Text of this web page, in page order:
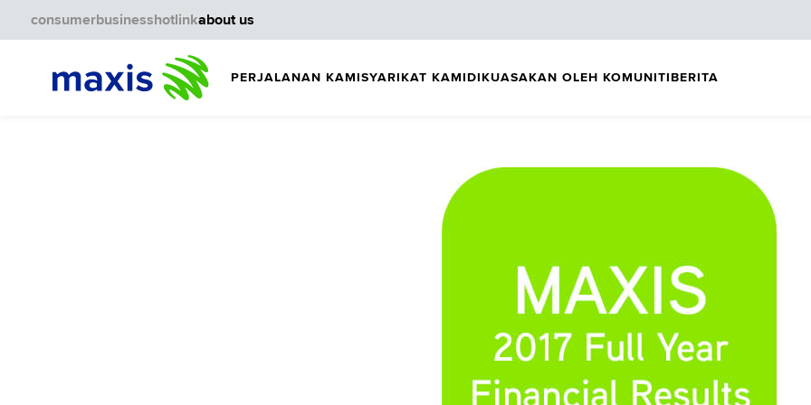
PERJALANAN KAMISYARIKAT KAMIDIKUASAKAN OLEH KOMUNITIBERITA
consumerbusinesshotlinkabout us